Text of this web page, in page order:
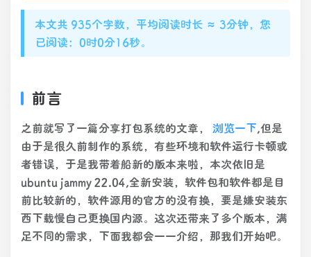
本文共 935个字数，平均阅读时长 ≈ 3分钟，您
已阅读：0时0分17秒。
前言
之前就写了一篇分享打包系统的文章， 浏览一下,但是
由于是很久前制作的系统，有些环境和软件运行卡顿或
者错误，于是我带着船新的版本来啦，本次依旧是
ubuntu jammy 22.04,全新安装，软件包和软件都是目
前比较新的，软件源用的官方的没有换，要是嫌安装东
西下载慢自己更换国内源。这次还带来了多个版本，满
足不同的需求，下面我都会一一介绍，那我们开始吧。